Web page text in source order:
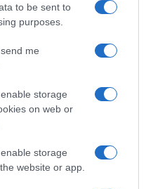
to be sent to
purposes.
me
storage
on web or
storage
website or app.
49χρονος
και